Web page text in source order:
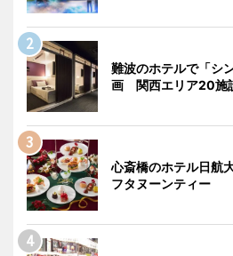
難波のホテルで「シ
画 関西エリア20施
心斎橋のホテル日航
フタヌーンティー